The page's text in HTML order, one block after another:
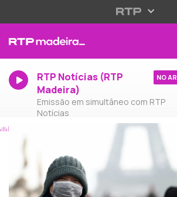
RTP Notícias (RTP
Madeira)
Emissão em simultâneo com RTP
Notícias
NO AR